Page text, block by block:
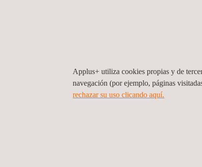
Applus+ utiliza cookies propias y de
navegación (por ejemplo, páginas
rechazar su uso clicando aquí.